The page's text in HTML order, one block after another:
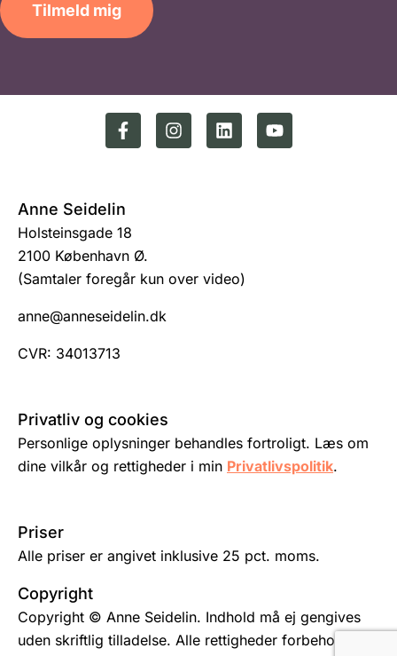
Tilmeld mig
Anne Seidelin
Holsteinsgade 18
2100 København Ø.
(Samtaler foregår kun over video)
anne@anneseidelin.dk
CVR: 34013713
Privatliv og cookies
Personlige oplysninger behandles fortroligt. Læs om
dine vilkår og rettigheder i min Privatlivspolitik.
Priser
Alle priser er angivet inklusive 25 pct. moms.
Copyright
Copyright © Anne Seidelin. Indhold må ej gengives
uden skriftlig tilladelse. Alle rettigheder forbeholdes.